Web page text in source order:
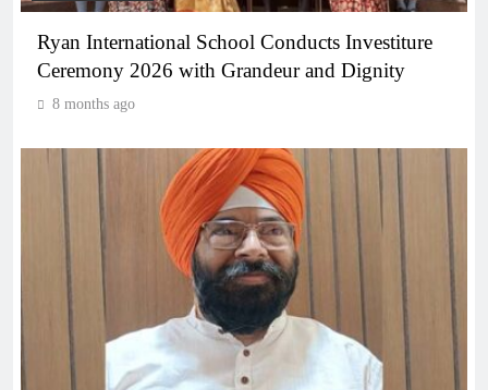
Ryan International School Conducts Investiture
Ceremony 2026 with Grandeur and Dignity
8 months ago